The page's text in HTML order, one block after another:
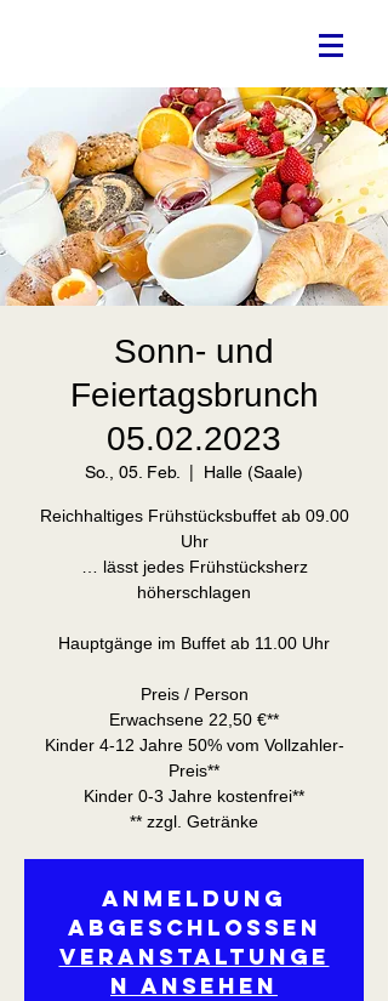
Sonn- und
Feiertagsbrunch
05.02.2023
So., 05. Feb. Halle (Saale)
Reichhaltiges Frühstücksbuffet ab 09.00
Uhr
… lässt jedes Frühstücksherz
höherschlagen
Hauptgänge im Buffet ab 11.00 Uhr
Preis / Person
Erwachsene 22,50 €**
Kinder 4-12 Jahre 50% vom Vollzahler-
Preis**
Kinder 0-3 Jahre kostenfrei**
** zzgl. Getränke
Anmeldung
abgeschlossen
Veranstaltunge
n ansehen